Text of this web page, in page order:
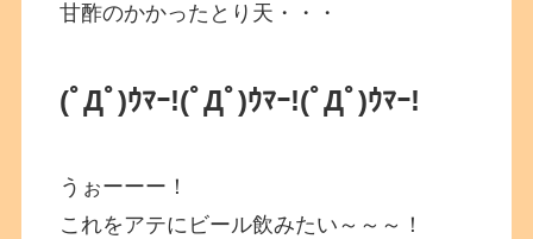
甘酢のかかったとり天・・・
(ﾟДﾟ)ｳﾏｰ!(ﾟДﾟ)ｳﾏｰ!(ﾟДﾟ)ｳﾏｰ!
うぉーーー！
これをアテにビール飲みたい～～～！